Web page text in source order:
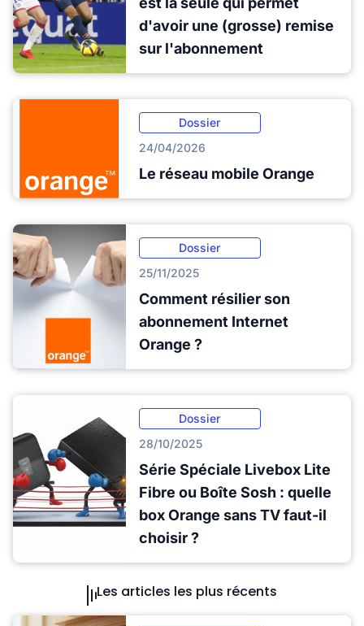
d'avoir une (grosse) remise
sur l'abonnement
Dossier
24/04/2026
Le réseau mobile Orange
Dossier
25/11/2025
Comment résilier son
abonnement Internet
Orange ?
Dossier
28/10/2025
Série Spéciale Livebox Lite
Fibre ou Boîte Sosh : quelle
box Orange sans TV faut-il
choisir ?
Les articles les plus récents